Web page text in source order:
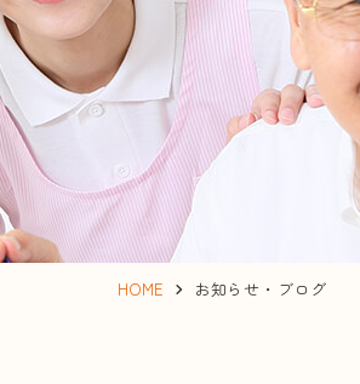
HOME お知らせ・ブログ